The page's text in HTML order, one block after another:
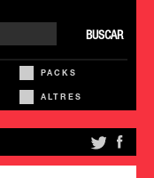
BUSCAR
PACKS
ALTRES